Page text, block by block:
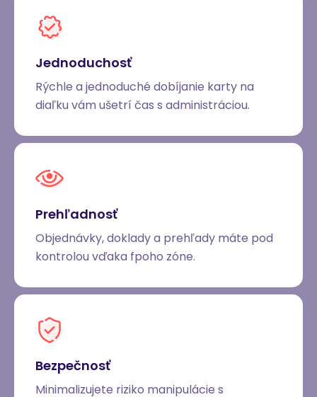
Jednoduchosť
Rýchle a jednoduché dobíjanie karty na
diaľku vám ušetrí čas s administráciou.
Prehľadnosť
Objednávky, doklady a prehľady máte pod
kontrolou vďaka fpoho zóne.
Bezpečnosť
Minimalizujete riziko manipulácie s